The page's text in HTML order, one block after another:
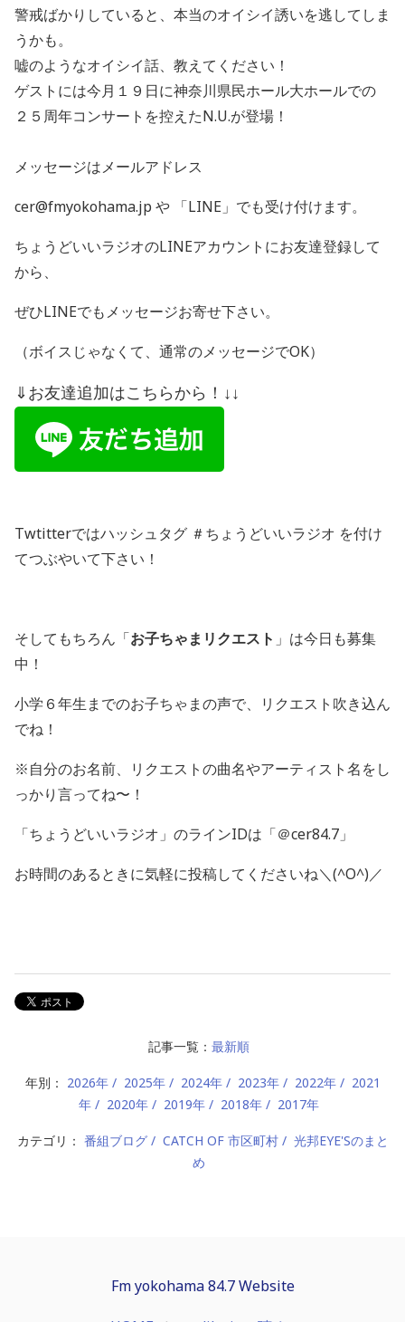
警戒ばかりしていると、本当のオイシイ誘いを逃してしま
うかも。
嘘のようなオイシイ話、教えてください！
ゲストには今月１９日に神奈川県民ホール大ホールでの
２５周年コンサートを控えたN.U.が登場！
メッセージはメールアドレス
cer@fmyokohama.jp や 「LINE 」でも受け付けます。
ちょうどいいラジオのLINEアカウントにお友達登録して
から、
ぜひLINEでもメッセージお寄せ下さい。
（ボイスじゃなくて、通常のメッセージでOK）
⇓お友達追加はこちらから！↓↓
Twtitterではハッシュタグ ＃ちょうどいいラジオ を付け
てつぶやいて下さい！
そしてもちろん「お子ちゃまリクエスト 」は今日も募集
中！
小学６年生までのお子ちゃまの声で、リクエスト吹き込ん
でね！
※自分のお名前、リクエストの曲名やアーティスト名をし
っかり言ってね〜！
「ちょうどいいラジオ」のラインIDは「＠cer84.7」
お時間のあるときに気軽に投稿してくださいね＼(^O^)／
記事一覧： 最新順
年別： 2026年 2025年 2024年 2023年 2022年
2021
年
2020年 2019年 2018年 2017年
カテゴリ： 番組ブログ CATCH OF 市区町村
光邦EYE'Sのまと
め
Fm yokohama 84.7 Website